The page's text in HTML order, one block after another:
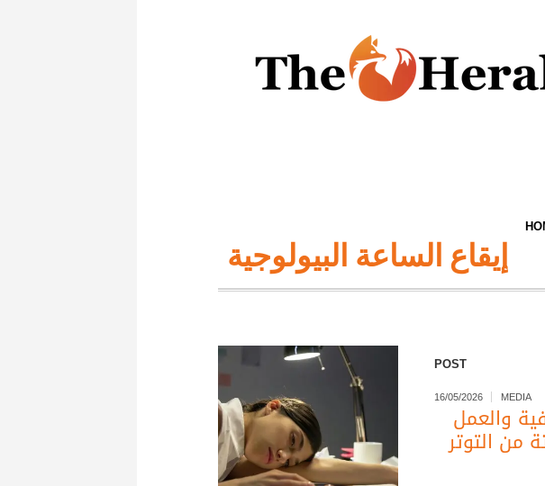
إيقاع الساعة البيولوجية
POST
16/05/2026 MEDIA
والعمل
من التوتر